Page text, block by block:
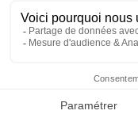
Faire-part
mercredi 16
Crématorium